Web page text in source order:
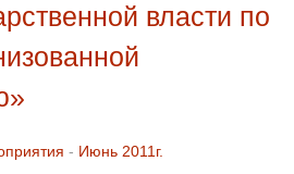
власти по
- Июнь 2011г.